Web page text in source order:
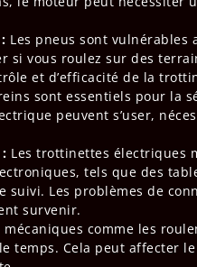
Les pneus sont vulnérables
si vous roulez sur des
et d’efficacité de la
sont essentiels pour la
peuvent s’user,
Les trottinettes électriques
tels que des
suivi. Les problèmes de
survenir.
mécaniques comme les
temps. Cela peut affecter